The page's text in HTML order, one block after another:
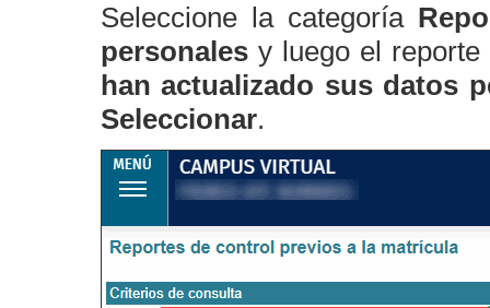
Seleccione la categoría
personales y luego el reporte
han actualizado sus datos
Seleccionar.